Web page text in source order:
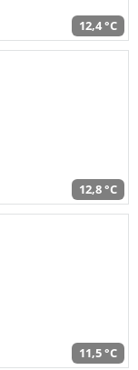
12,4 °C
12,8 °C
11,5 °C